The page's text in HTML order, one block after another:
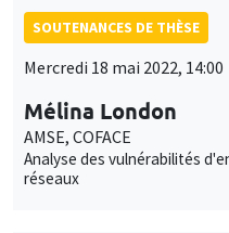
SOUTENANCES DE THÈSE
Mercredi 18 mai 2022, 14:00
Mélina London
AMSE, COFACE
Analyse des vulnérabilités
réseaux